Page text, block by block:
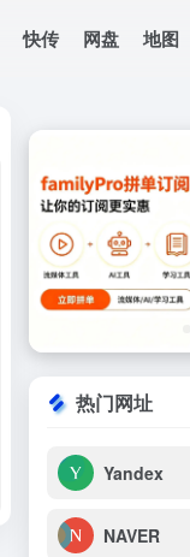
快传 网盘 地图
热门网址
Yandex
NAVER